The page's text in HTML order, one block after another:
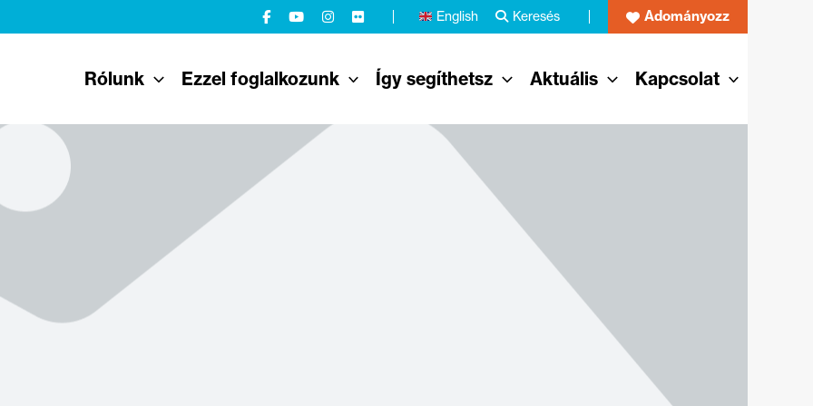
English Keresés Adományozz
Rólunk Ezzel foglalkozunk Így segíthetsz Aktuális Kapcsolat